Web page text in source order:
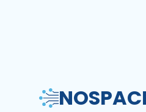
NOS